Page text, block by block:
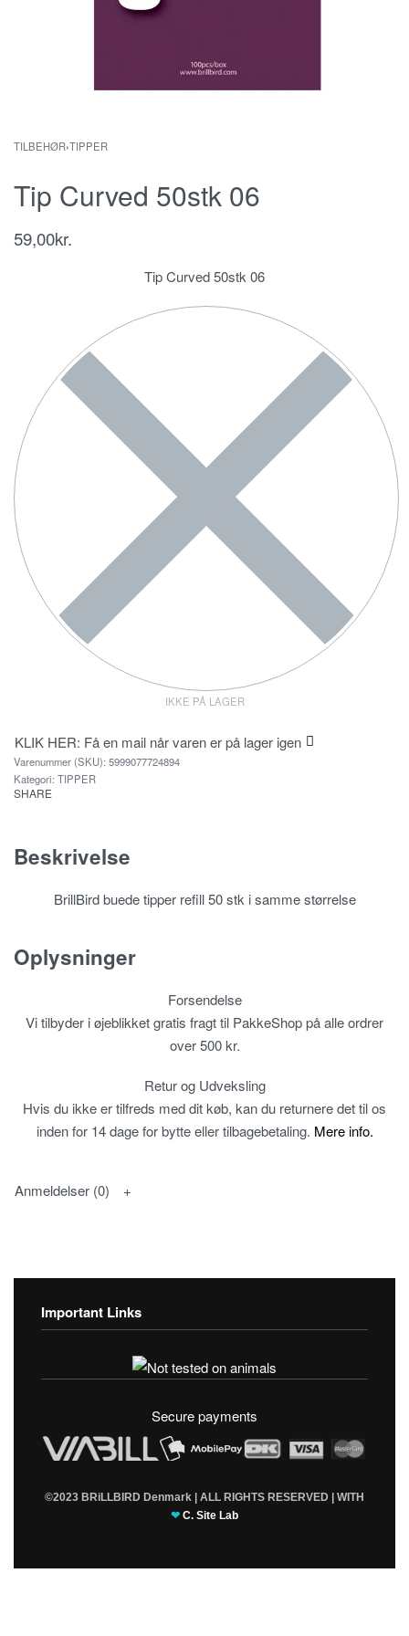
TILBEHØR›TIPPER
Tip Curved 50stk 06
59,00kr.
Tip Curved 50stk 06
IKKE PÅ LAGER
KLIK HER: Få en mail når varen er på lager igen
5999077724894
Kategori: TIPPER
SHARE
Beskrivelse
BrillBird buede tipper refill 50 stk i samme størrelse
Oplysninger
Forsendelse
Vi tilbyder i øjeblikket gratis fragt til PakkeShop på alle ordrer
over 500 kr.
Retur og Udveksling
Hvis du ikke er tilfreds med dit køb, kan du returnere det til os
inden for 14 dage for bytte eller tilbagebetaling. Mere info.
Anmeldelser (0)
Important Links
Fortrolighedspolitik
Secure payments
©2023 BRiLLBIRD Denmark | ALL RIGHTS RESERVED | WITH
❤ C. Site Lab